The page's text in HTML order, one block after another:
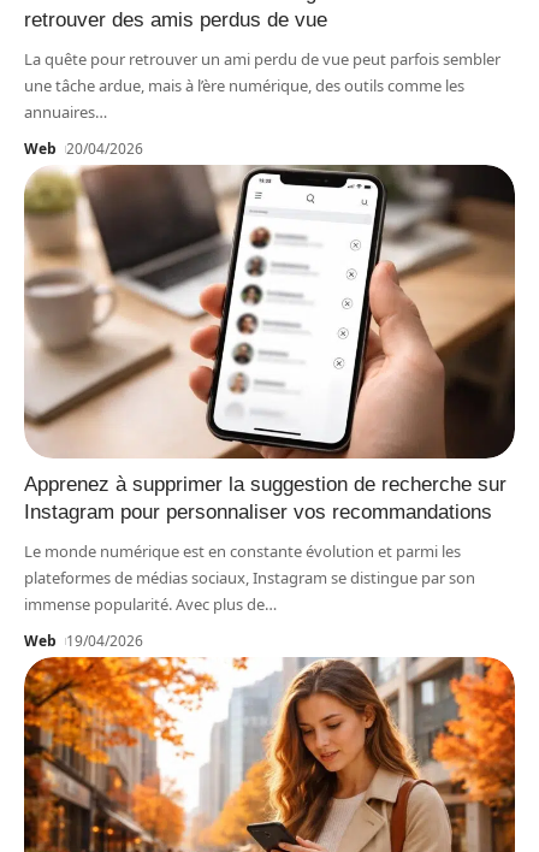
retrouver des amis perdus de vue
La quête pour retrouver un ami perdu de vue peut parfois sembler
une tâche ardue, mais à l’ère numérique, des outils comme les
annuaires…
Web 20/04/2026
Apprenez à supprimer la suggestion de recherche sur
Instagram pour personnaliser vos recommandations
Le monde numérique est en constante évolution et parmi les
plateformes de médias sociaux, Instagram se distingue par son
immense popularité. Avec plus de…
Web 19/04/2026